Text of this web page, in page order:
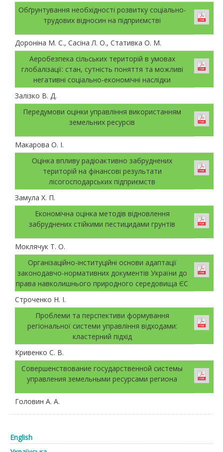
Обґрунтування необхідності розвитку соціально-
трудових відносин на підприємстві
Дороніна М. С., Сасіна Л. О., Стативка О. М.
Аеробезпека сільських територій в умовах
глобалізації: стан, сутність поняття та можливі
негативні соціально-економічні наслідки
Залізко В. Д.
Передумови оцінки управління використанням
земельних ресурсів
Макарова О. І.
Оцінка впливу радіоактивно забруднених
територій на фінансові результати
лісогосподарських підприємств
Замула Х. П.
Економічна оцінка методів відновлення
забруднених стійкими пестицидами грунтів
Моклячук Т. О.
Організаційно-інституційні основи адаптації
законодавчо-нормативних документів України до
права навколишнього природного середовища ЄС
Строченко Н. І.
Проблеми та перспективи формування
регіональної системи управління відходами:
кластерний підхід
Кривенко С. В.
Совершенствование государственной системы
управления земельными ресурсами региона
Головин А. А.
English